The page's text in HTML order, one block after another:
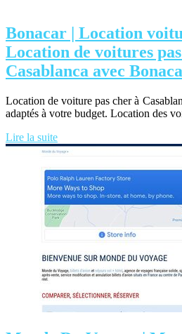
Bonacar | Location
Location de voitures
Casablanca avec
Location de voiture pas cher à
adaptés à votre budget. Location des
Lire la suite